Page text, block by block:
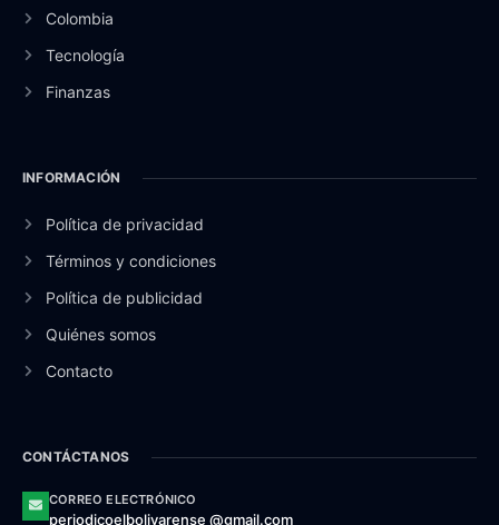
Colombia
Tecnología
Finanzas
INFORMACIÓN
Política de privacidad
Términos y condiciones
Política de publicidad
Quiénes somos
Contacto
CONTÁCTANOS
CORREO ELECTRÓNICO
periodicoelbolivarense @gmail.com